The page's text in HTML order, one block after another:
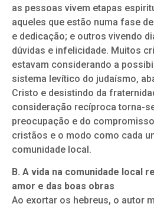
as pessoas vivem etapas
aqueles que estão numa fase
e dedicação; e outros vivendo
dúvidas e infelicidade. Muitos
estavam considerando a
sistema levítico do judaísmo,
Cristo e desistindo da
consideração recíproca torna-
preocupação e do
cristãos e o modo como cada
comunidade local.
B. A vida na comunidade local
amor e das boas obras
Ao exortar os hebreus, o autor